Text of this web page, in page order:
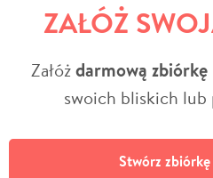
ZAŁÓŻ
Załóżdarmową zbiórkę
swoich bliskich
Stwórz